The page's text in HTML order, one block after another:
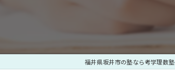
福井県坂井市の塾なら考学理数塾